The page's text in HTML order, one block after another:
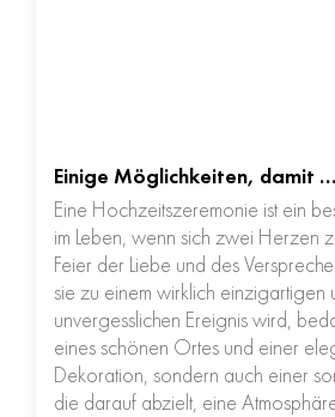
Einige Möglichkeiten, damit …
Eine Hochzeitszeremonie ist ein
im Leben, wenn sich zwei Herzen
Feier der Liebe und des
sie zu einem wirklich einzigartigen
unvergesslichen Ereignis wird,
eines schönen Ortes und einer
Dekoration, sondern auch einer
die darauf abzielt, eine